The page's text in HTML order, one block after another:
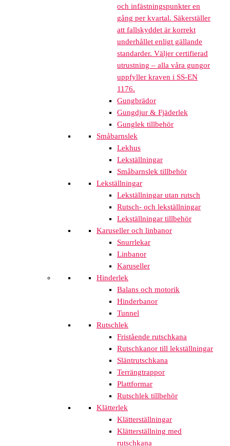
och infästningspunkter en
gång per kvartal. Säkerställer
att fallskyddet är korrekt
underhållet enligt gällande
standarder. Väljer certifierad
utrustning – alla våra gungor
uppfyller kraven i SS-EN
1176.
Gungbrädor
Gungdjur & Fjäderlek
Gunglek tillbehör
Småbarnslek
Lekhus
Lekställningar
Småbarnslek tillbehör
Lekställningar
Lekställningar utan rutsch
Rutsch- och lekställningar
Lekställningar tillbehör
Karuseller och linbanor
Snurrlekar
Linbanor
Karuseller
Hinderlek
Balans och motorik
Hinderbanor
Tunnel
Rutschlek
Fristående rutschkana
Rutschkanor till lekställningar
Släntrutschkana
Terrängtrappor
Plattformar
Rutschlek tillbehör
Klätterlek
Klätterställningar
Klätterställning med
rutschkana